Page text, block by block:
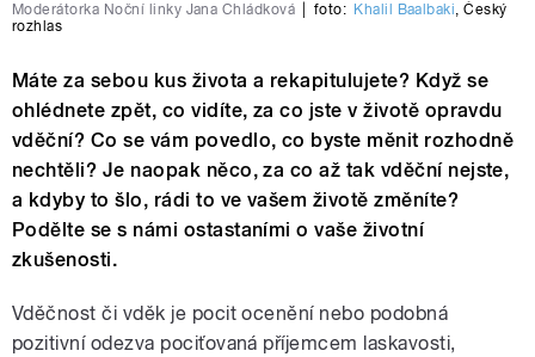
Moderátorka Noční linky Jana Chládková foto: Khalil Baalbaki,Český
rozhlas
Máte za sebou kus života a rekapitulujete? Když se
ohlédnete zpět, co vidíte, za co jste v životě opravdu
vděční? Co se vám povedlo, co byste měnit rozhodně
nechtěli? Je naopak něco, za co až tak vděční nejste,
a kdyby to šlo, rádi to ve vašem životě změníte?
Podělte se s námi ostastaními o vaše životní
zkušenosti.
Vděčnost či vděk je pocit ocenění nebo podobná
pozitivní odezva pociťovaná příjemcem laskavosti,